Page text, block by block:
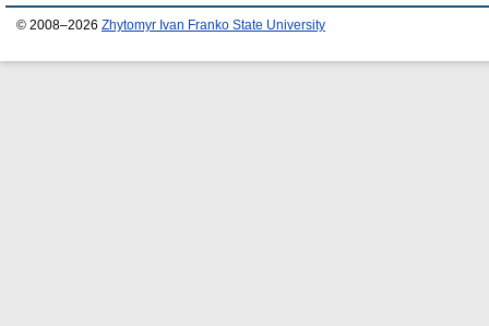
© 2008–2026 Zhytomyr Ivan Franko State University